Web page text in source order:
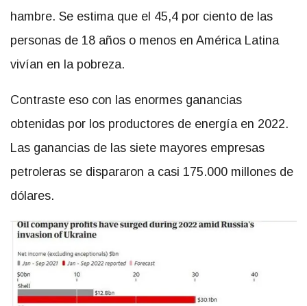
hambre. Se estima que el 45,4 por ciento de las
personas de 18 años o menos en América Latina
vivían en la pobreza.
Contraste eso con las enormes ganancias
obtenidas por los productores de energía en 2022.
Las ganancias de las siete mayores empresas
petroleras se dispararon a casi 175.000 millones de
dólares.